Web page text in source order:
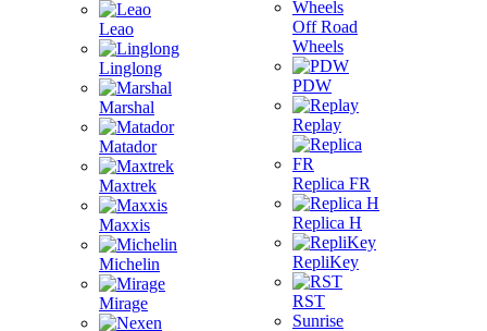
Leao
Linglong
Marshal
Matador
Maxtrek
Maxxis
Michelin
Mirage
Off Road
Wheels
PDW
Replay
Replica FR
Replica H
RepliKey
RST
Sunrise